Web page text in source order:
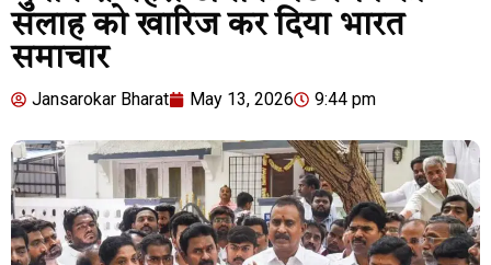
सलाह को खारिज कर दिया भारत
समाचार
Jansarokar Bharat May 13, 2026 9:44 pm